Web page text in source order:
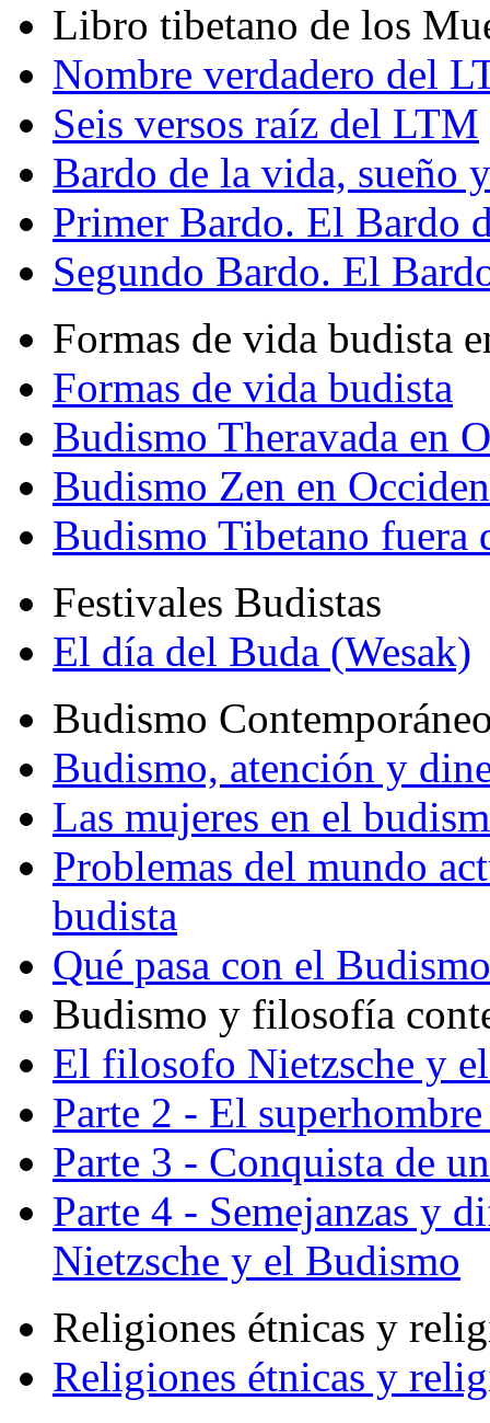
Libro tibetano de los
Nombre verdadero del
Seis versos raíz del LTM
Bardo de la vida, sueño
Primer Bardo. El Bardo
Segundo Bardo. El
Formas de vida budista
Formas de vida budista
Budismo Theravada en
Budismo Zen en
Budismo Tibetano fuera
Festivales Budistas
El día del Buda (Wesak)
Budismo
Budismo, atención y
Las mujeres en el
Problemas del mundo
budista
Qué pasa con el
Budismo y filosofía
El filosofo Nietzsche y
Parte 2 - El
Parte 3 - Conquista de
Parte 4 - Semejanzas y
Nietzsche y el Budismo
Religiones étnicas y
Religiones étnicas y